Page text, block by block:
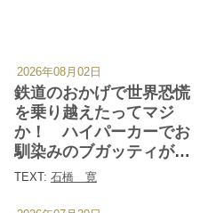
鉄道のおかげで世界恐慌
を乗り越えたってマジ
か！ ハイパーカーでお
馴染みのブガッティが作
った怪物高速列車「オー
TEXT: 石橋 寛
2026年08月02日